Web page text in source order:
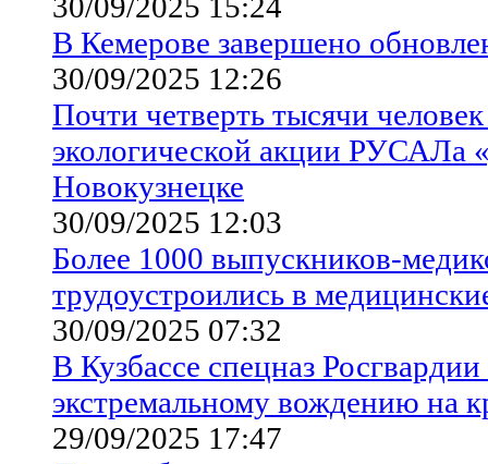
В Кемерове завершено
30/09/2025 12:26
Почти четверть тысячи
экологической акции РУСАЛа
Новокузнецке
30/09/2025 12:03
Более 1000 выпускников-
трудоустроились в
30/09/2025 07:32
В Кузбассе спецназ Росгвардии
экстремальному вождению на
29/09/2025 17:47